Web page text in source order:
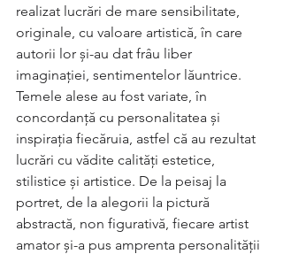
realizat lucrări de mare sensibilitate,
originale, cu valoare artistică, în care
autorii lor și-au dat frâu liber
imaginației, sentimentelor lăuntrice.
Temele alese au fost variate, în
concordanță cu personalitatea și
inspirația fiecăruia, astfel că au rezultat
lucrări cu vădite calități estetice,
stilistice și artistice. De la peisaj la
portret, de la alegorii la pictură
abstractă, non figurativă, fiecare artist
amator și-a pus amprenta personalității